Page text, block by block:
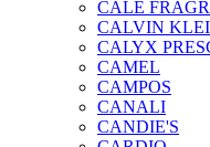
CALE
CALVIN
CALYX
CAMEL
CAMPOS
CANALI
CANDIE'S